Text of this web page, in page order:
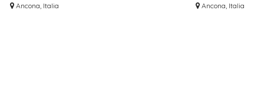
Ancona, Italia Ancona, Italia